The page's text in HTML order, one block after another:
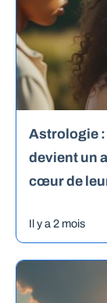
Astrologie :
devient un
cœur de
Il y a 2 mois